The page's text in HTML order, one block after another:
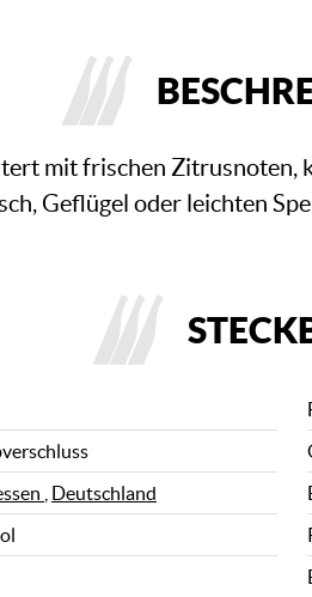
mit frischen Zitrusnoten,
Geflügel oder leichten
Deutschland